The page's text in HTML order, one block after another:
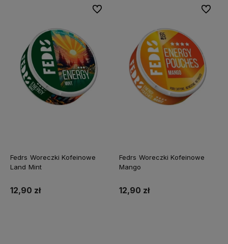
Fedrs Woreczki Kofeinowe
Land Mint
12,90 zł
Do ulubionych
Fedrs Woreczki Kofeinowe
Mango
12,90 zł
Do